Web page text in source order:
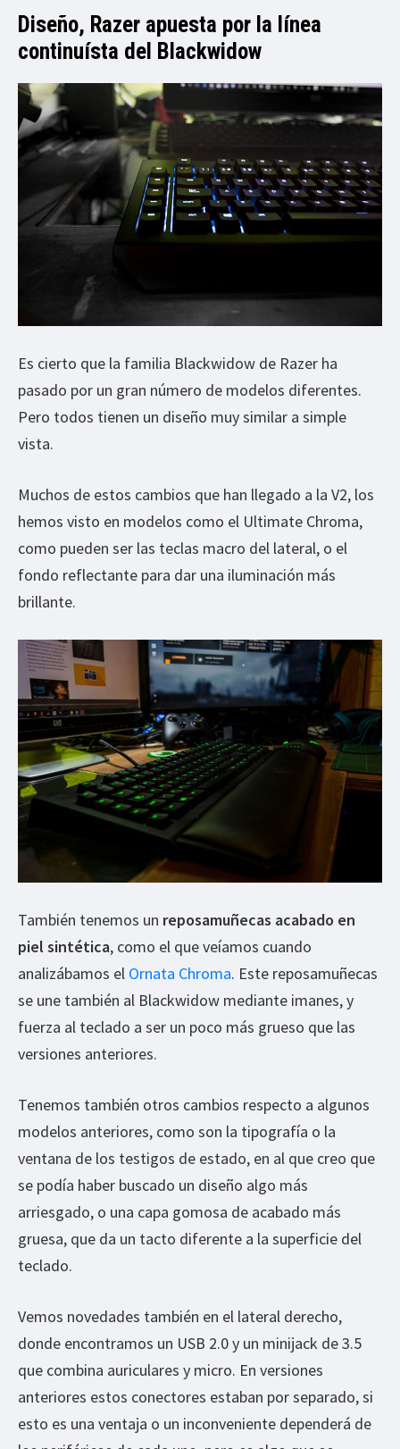
Diseño, Razer apuesta por la línea
continuísta del Blackwidow
Es cierto que la familia Blackwidow de Razer ha
pasado por un gran número de modelos diferentes.
Pero todos tienen un diseño muy similar a simple
vista.
Muchos de estos cambios que han llegado a la V2, los
hemos visto en modelos como el Ultimate Chroma,
como pueden ser las teclas macro del lateral, o el
fondo reflectante para dar una iluminación más
brillante.
También tenemos un reposamuñecas acabado en
piel sintética, como el que veíamos cuando
analizábamos el Ornata Chroma. Este reposamuñecas
se une también al Blackwidow mediante imanes, y
fuerza al teclado a ser un poco más grueso que las
versiones anteriores.
Tenemos también otros cambios respecto a algunos
modelos anteriores, como son la tipografía o la
ventana de los testigos de estado, en al que creo que
se podía haber buscado un diseño algo más
arriesgado, o una capa gomosa de acabado más
gruesa, que da un tacto diferente a la superficie del
teclado.
Vemos novedades también en el lateral derecho,
donde encontramos un USB 2.0 y un minijack de 3.5
que combina auriculares y micro. En versiones
anteriores estos conectores estaban por separado, si
esto es una ventaja o un inconveniente dependerá de